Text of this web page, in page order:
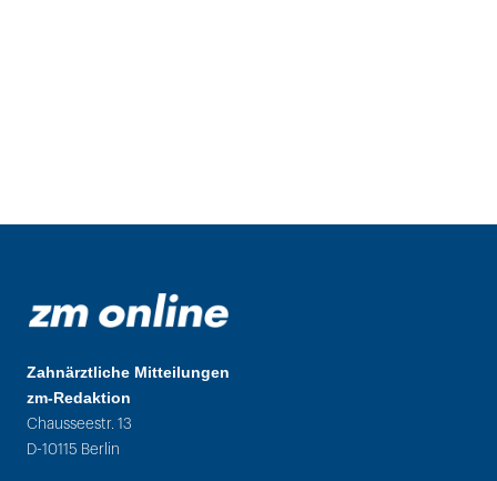
Zahnärztliche Mitteilungen
zm-Redaktion
Chausseestr. 13
D-10115 Berlin